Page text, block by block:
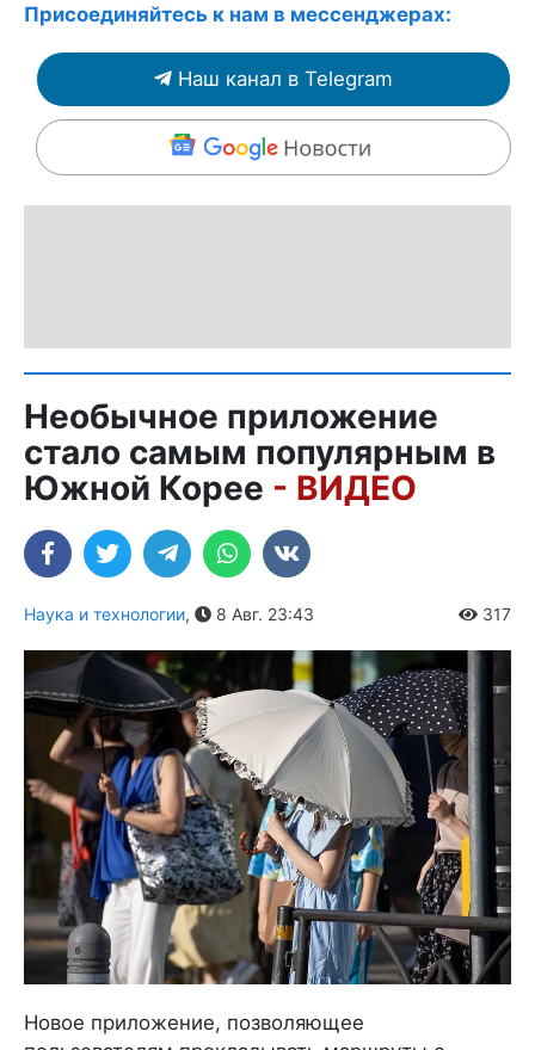
Присоединяйтесь к нам в мессенджерах:
Наш канал в Telegram
Необычное приложение
стало самым популярным в
Южной Корее - ВИДЕО
Наука и технологии, 8 Авг. 23:43 317
Новое приложение, позволяющее